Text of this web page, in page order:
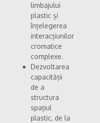
limbajului
plastic și
înțelegerea
interacțiunilor
cromatice
complexe.
Dezvoltarea
capacității
de a
structura
spațiul
plastic, de la